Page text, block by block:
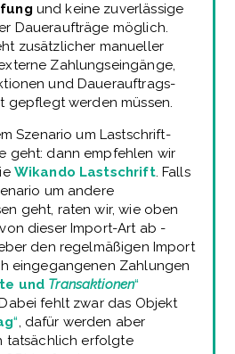
und keine zuverlässige
Daueraufträge möglich.
zusätzlicher manueller
Zahlungseingänge,
und Dauerauftrags-
gepflegt werden müssen.
Szenario um Lastschrift-
geht: dann empfehlen wir
Wikando Lastschrift. Falls
um andere
geht, raten wir, wie oben
dieser Import-Art ab -
den regelmäßigen Import
eingegangenen Zahlungen
und Transaktionen“
fehlt zwar das Objekt
“, dafür werden aber
tatsächlich erfolgte